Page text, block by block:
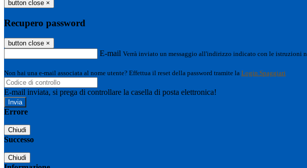
button close ×
Recupero password
button close ×
E-mail Verrà inviato un messaggio all'indirizzo indicato con le istruzioni
Non hai una e-mail associata al nome utente? Effettua il reset della password tramite la Login Spaggiari
E-mail inviata, si prega di controllare la casella di posta elettronica!
Errore
Chiudi
Successo
Chiudi